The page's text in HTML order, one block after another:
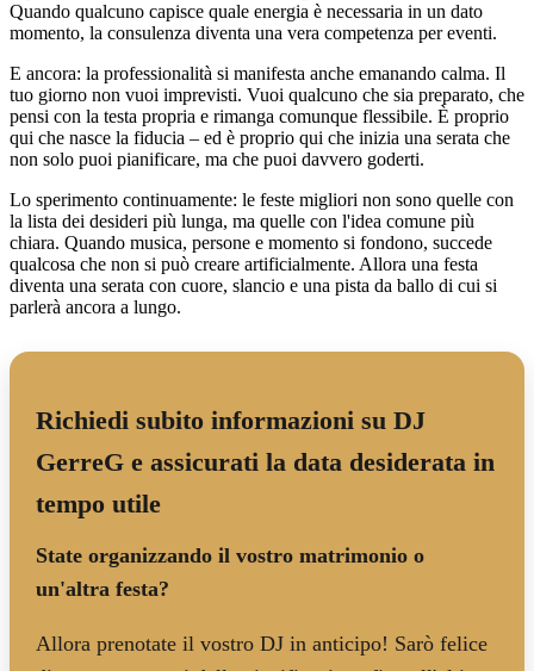
Quando qualcuno capisce quale energia è necessaria in un dato
momento, la consulenza diventa una vera competenza per eventi.
E ancora: la professionalità si manifesta anche emanando calma. Il
tuo giorno non vuoi imprevisti. Vuoi qualcuno che sia preparato, che
pensi con la testa propria e rimanga comunque flessibile. È proprio
qui che nasce la fiducia – ed è proprio qui che inizia una serata che
non solo puoi pianificare, ma che puoi davvero goderti.
Lo sperimento continuamente: le feste migliori non sono quelle con
la lista dei desideri più lunga, ma quelle con l'idea comune più
chiara. Quando musica, persone e momento si fondono, succede
qualcosa che non si può creare artificialmente. Allora una festa
diventa una serata con cuore, slancio e una pista da ballo di cui si
parlerà ancora a lungo.
Richiedi subito informazioni su DJ
GerreG e assicurati la data desiderata in
tempo utile
State organizzando il vostro matrimonio o
un'altra festa?
Allora prenotate il vostro DJ in anticipo! Sarò felice